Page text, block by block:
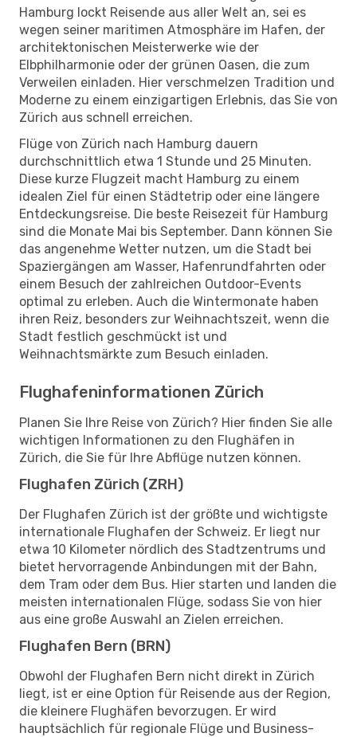
Hamburg lockt Reisende aus aller Welt an, sei es
wegen seiner maritimen Atmosphäre im Hafen, der
architektonischen Meisterwerke wie der
Elbphilharmonie oder der grünen Oasen, die zum
Verweilen einladen. Hier verschmelzen Tradition und
Moderne zu einem einzigartigen Erlebnis, das Sie von
Zürich aus schnell erreichen.
Flüge von Zürich nach Hamburg dauern
durchschnittlich etwa 1 Stunde und 25 Minuten.
Diese kurze Flugzeit macht Hamburg zu einem
idealen Ziel für einen Städtetrip oder eine längere
Entdeckungsreise. Die beste Reisezeit für Hamburg
sind die Monate Mai bis September. Dann können Sie
das angenehme Wetter nutzen, um die Stadt bei
Spaziergängen am Wasser, Hafenrundfahrten oder
einem Besuch der zahlreichen Outdoor-Events
optimal zu erleben. Auch die Wintermonate haben
ihren Reiz, besonders zur Weihnachtszeit, wenn die
Stadt festlich geschmückt ist und
Weihnachtsmärkte zum Besuch einladen.
Flughafeninformationen Zürich
Planen Sie Ihre Reise von Zürich? Hier finden Sie alle
wichtigen Informationen zu den Flughäfen in
Zürich, die Sie für Ihre Abflüge nutzen können.
Flughafen Zürich (ZRH)
Der Flughafen Zürich ist der größte und wichtigste
internationale Flughafen der Schweiz. Er liegt nur
etwa 10 Kilometer nördlich des Stadtzentrums und
bietet hervorragende Anbindungen mit der Bahn,
dem Tram oder dem Bus. Hier starten und landen die
meisten internationalen Flüge, sodass Sie von hier
aus eine große Auswahl an Zielen erreichen.
Flughafen Bern (BRN)
Obwohl der Flughafen Bern nicht direkt in Zürich
liegt, ist er eine Option für Reisende aus der Region,
die kleinere Flughäfen bevorzugen. Er wird
hauptsächlich für regionale Flüge und Business-